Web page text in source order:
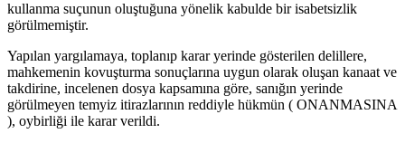
kullanma suçunun oluştuğuna yönelik kabulde bir isabetsizlik
görülmemiştir.
Yapılan yargılamaya, toplanıp karar yerinde gösterilen delillere,
mahkemenin kovuşturma sonuçlarına uygun olarak oluşan kanaat ve
takdirine, incelenen dosya kapsamına göre, sanığın yerinde
görülmeyen temyiz itirazlarının reddiyle hükmün ( ONANMASINA
), oybirliği ile karar verildi.